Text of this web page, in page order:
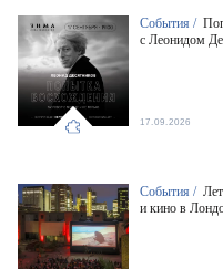
События /
с Леонидом
17.09.2026
События /
и кино в